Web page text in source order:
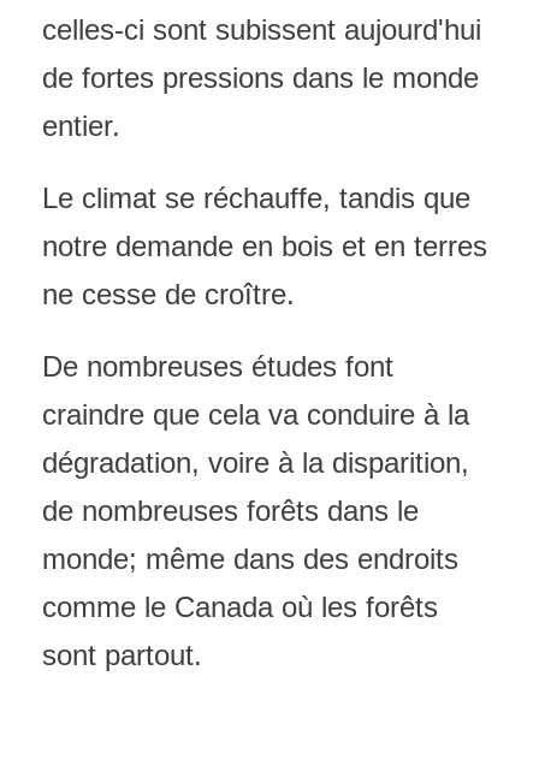
celles-ci sont subissent aujourd'hui
de fortes pressions dans le monde
entier.
Le climat se réchauffe, tandis que
notre demande en bois et en terres
ne cesse de croître.
De nombreuses études font
craindre que cela va conduire à la
dégradation, voire à la disparition,
de nombreuses forêts dans le
monde; même dans des endroits
comme le Canada où les forêts
sont partout.